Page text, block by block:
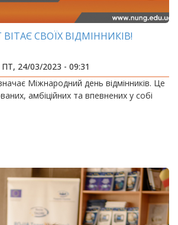
СВОЇХ ВІДМІННИКІВ!
ПТ, 24/03/2023 - 09:31
Міжнародний день відмінників. Це
амбіційних та впевнених у собі